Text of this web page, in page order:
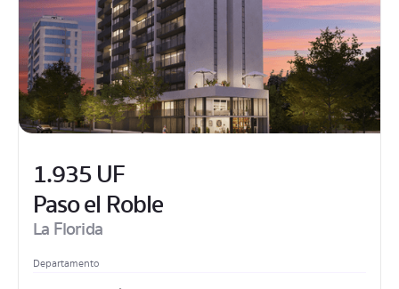
1.935 UF
Paso el Roble
La Florida
Departamento